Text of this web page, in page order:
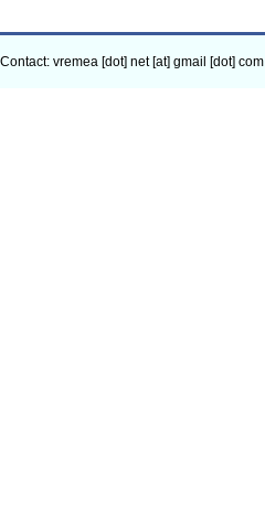
Contact: vremea [dot] net [at] gmail [dot] com